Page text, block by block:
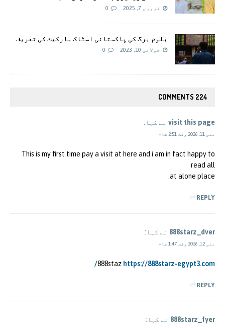
فروری 7, 2025 0
بلوم برگ کی پاکستانی اسٹاک مارکیٹ کی تعریف
جولائی 10, 2023 0
224 COMMENTS
visit this page نے کہا:
مئی 11, 2026 وقت 2:51 شام
This is my first time pay a visit at here and i am in fact happy to
read all
at alone place.
REPLY
888starz_dver نے کہا:
مئی 12, 2026 وقت 1:47 شام
888staz https://888starz-egypt3.com/
REPLY
888starz_fyer نے کہا: